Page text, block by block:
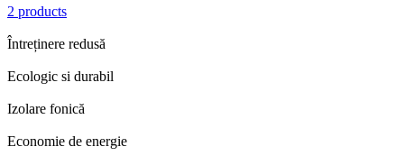
2 products
Întreținere redusă
Ecologic si durabil
Izolare fonică
Economie de energie